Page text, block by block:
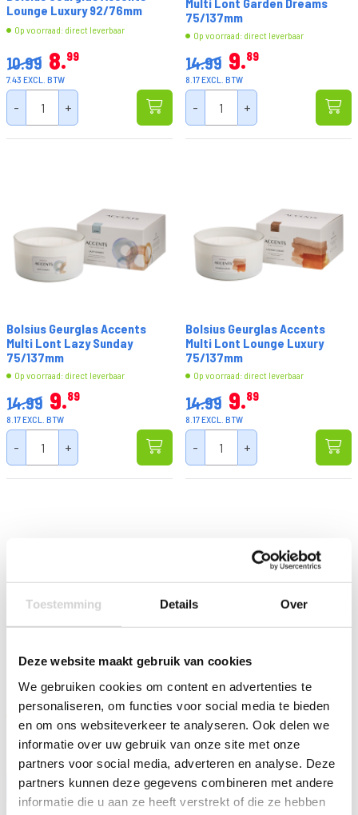
Toestemming Details Over
Deze website maakt gebruik van cookies
We gebruiken cookies om content en advertenties te
personaliseren, om functies voor social media te bieden
en om ons websiteverkeer te analyseren. Ook delen we
informatie over uw gebruik van onze site met onze
partners voor social media, adverteren en analyse. Deze
partners kunnen deze gegevens combineren met andere
informatie die u aan ze heeft verstrekt of die ze hebben
Lounge Luxury 92/76mm
Op voorraad: direct leverbaar
10.99 8 99
7.43 EXCL. BTW
- +
75/137mm
Op voorraad: direct leverbaar
14.99 9 89
8.17 EXCL. BTW
- +
Bolsius Geurglas Accents
Multi Lont Lazy Sunday
75/137mm
Op voorraad: direct leverbaar
14.99 9 89
8.17 EXCL. BTW
- +
Bolsius Geurglas Accents
Multi Lont Lounge Luxury
75/137mm
Op voorraad: direct leverbaar
14.99 9 89
8.17 EXCL. BTW
- +
Bolsius Geurglas Accents
Multi Lont Pure Winter
75/137mm
Op voorraad: direct leverbaar
14.99 9
8.17 EXCL. BTW
+
Bolsius Geurglas Accents
Multi Lont Tea For One
14.99 9
8.17 EXCL. BTW
- +